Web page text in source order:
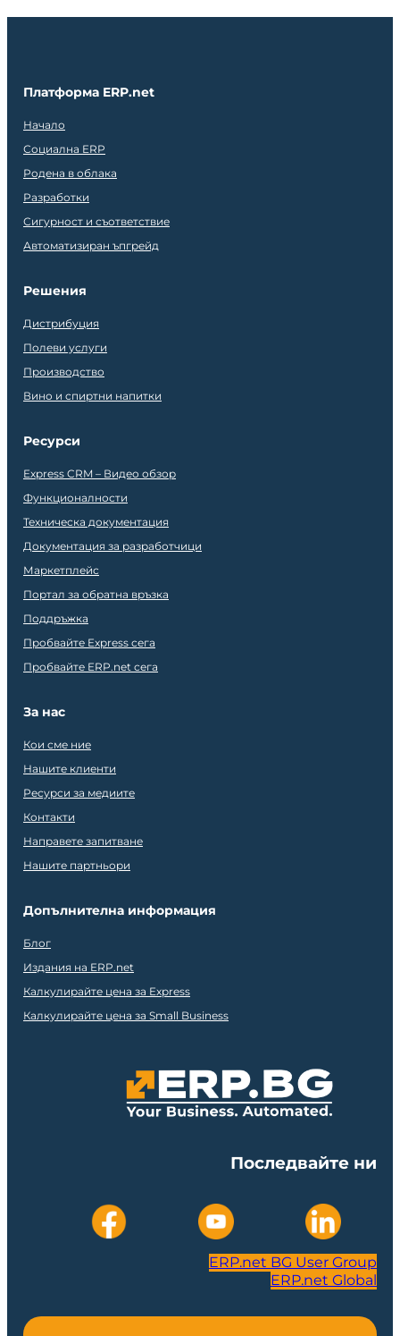
Платформа ERP.net
Начало
Социална ERP
Родена в облака
Разработки
Сигурност и съответствие
Автоматизиран ъпгрейд
Решения
Дистрибуция
Полеви услуги
Производство
Вино и спиртни напитки
Ресурси
Express CRM – Видео обзор
Функционалности
Техническа документация
Документация за разработчици
Маркетплейс
Портал за обратна връзка
Поддръжка
Пробвайте Express сега
Пробвайте ERP.net сега
За нас
Кои сме ние
Нашите клиенти
Ресурси за медиите
Контакти
Направете запитване
Нашите партньори
Допълнителна информация
Блог
Издания на ERP.net
Калкулирайте цена за Express
Калкулирайте цена за Small Business
Последвайте ни
ERP.net BG User Group
ERP.net Global